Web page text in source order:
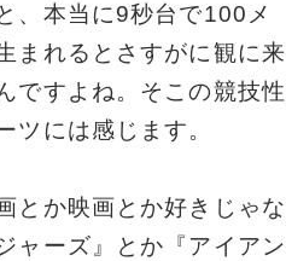
、本当に9秒台で100メ
まれるとさすがに観に来
ですよね。そこの競技性
ツには感じます。
とか映画とか好きじゃな
ャーズ』とか『アイアン